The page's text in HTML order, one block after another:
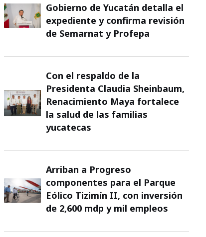
Gobierno de Yucatán detalla el
expediente y confirma revisión
de Semarnat y Profepa
Con el respaldo de la
Presidenta Claudia Sheinbaum,
Renacimiento Maya fortalece
la salud de las familias
yucatecas
Arriban a Progreso
componentes para el Parque
Eólico Tizimín II, con inversión
de 2,600 mdp y mil empleos